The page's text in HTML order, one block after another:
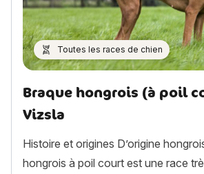
Toutes les races de chien
Braque hongrois (à poil
Vizsla
Histoire et origines D’origine
hongrois à poil court est une race